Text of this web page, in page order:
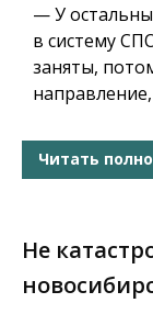
— У
в систему
заняты,
Читать
Не